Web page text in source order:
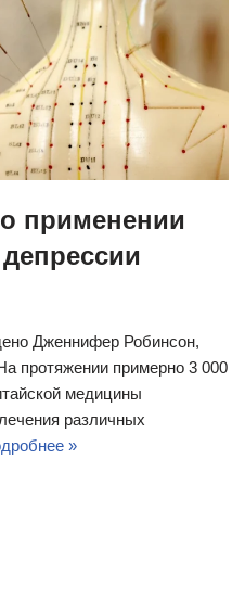
применении
Дженнифер Робинсон,
протяжении примерно 3 000
медицины
различных
»